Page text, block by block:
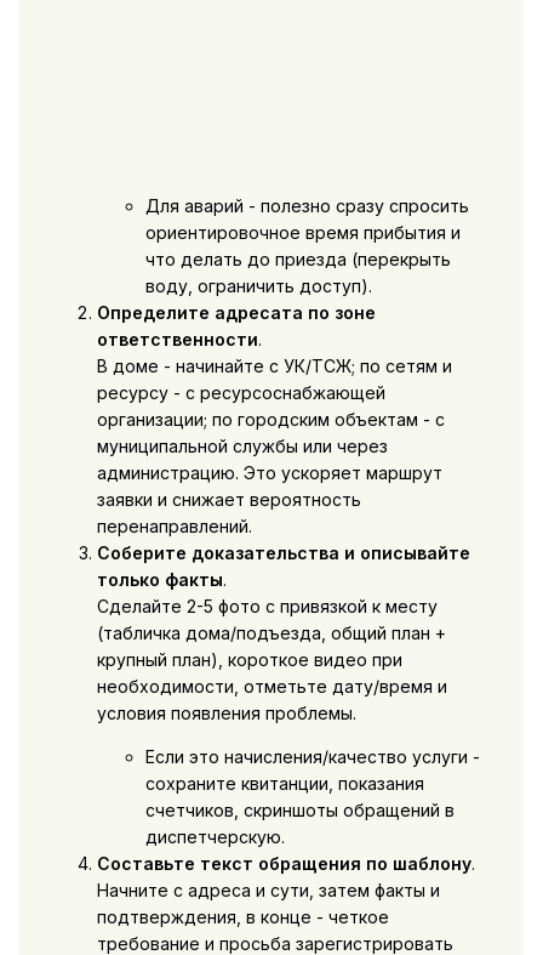
Для аварий - полезно сразу спросить
ориентировочное время прибытия и
что делать до приезда (перекрыть
воду, ограничить доступ).
Определите адресата по зоне
ответственности.
В доме - начинайте с УК/ТСЖ; по сетям и
ресурсу - с ресурсоснабжающей
организации; по городским объектам - с
муниципальной службы или через
администрацию. Это ускоряет маршрут
заявки и снижает вероятность
перенаправлений.
Соберите доказательства и описывайте
только факты.
Сделайте 2-5 фото с привязкой к месту
(табличка дома/подъезда, общий план +
крупный план), короткое видео при
необходимости, отметьте дату/время и
условия появления проблемы.
Если это начисления/качество услуги -
сохраните квитанции, показания
счетчиков, скриншоты обращений в
диспетчерскую.
Составьте текст обращения по шаблону.
Начните с адреса и сути, затем факты и
подтверждения, в конце - четкое
требование и просьба зарегистрировать